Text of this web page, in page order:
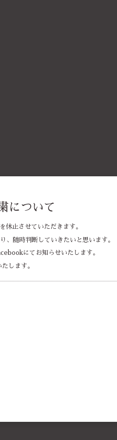
について
止させていただきます。
、随時判断していきたいと思います。
にてお知らせいたします。
します。